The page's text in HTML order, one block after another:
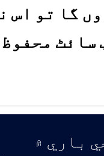
گا تو اس
سائٹ
باري ۾